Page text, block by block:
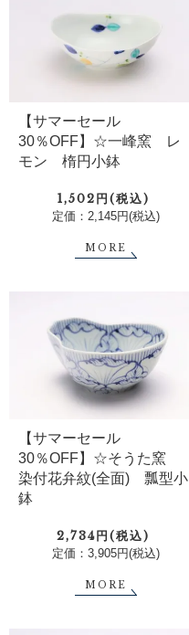
【サマーセール
30％OFF】☆一峰窯 レ
モン 楕円小鉢
1,502円(税込)
定価：2,145円(税込)
MORE
【サマーセール
30％OFF】☆そうた窯
染付花弁紋(全面) 瓢型小
鉢
2,734円(税込)
定価：3,905円(税込)
MORE